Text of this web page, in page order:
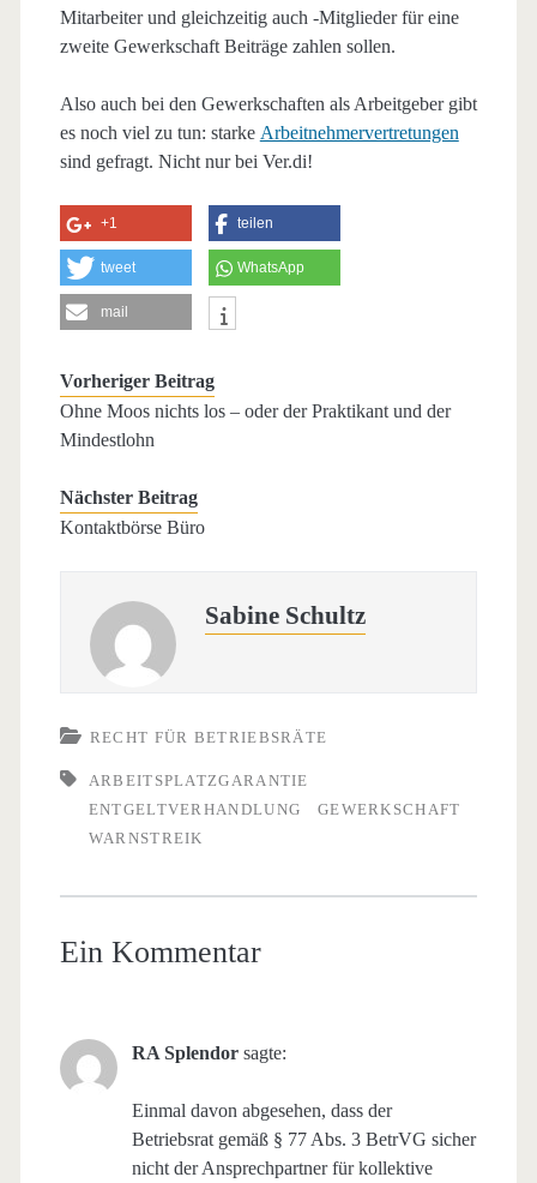
Mitarbeiter und gleichzeitig auch -Mitglieder für eine
zweite Gewerkschaft Beiträge zahlen sollen.
Also auch bei den Gewerkschaften als Arbeitgeber gibt
es noch viel zu tun: starke Arbeitnehmervertretungen
sind gefragt. Nicht nur bei Ver.di!
+1 teilen
tweet WhatsApp
mail
Vorheriger Beitrag
Ohne Moos nichts los – oder der Praktikant und der
Mindestlohn
Nächster Beitrag
Kontaktbörse Büro
Sabine Schultz
RECHT FÜR BETRIEBSRÄTE
ARBEITSPLATZGARANTIE
ENTGELTVERHANDLUNG
GEWERKSCHAFT
WARNSTREIK
Ein Kommentar
RA Splendor sagte:
Einmal davon abgesehen, dass der
Betriebsrat gemäß § 77 Abs. 3 BetrVG sicher
nicht der Ansprechpartner für kollektive